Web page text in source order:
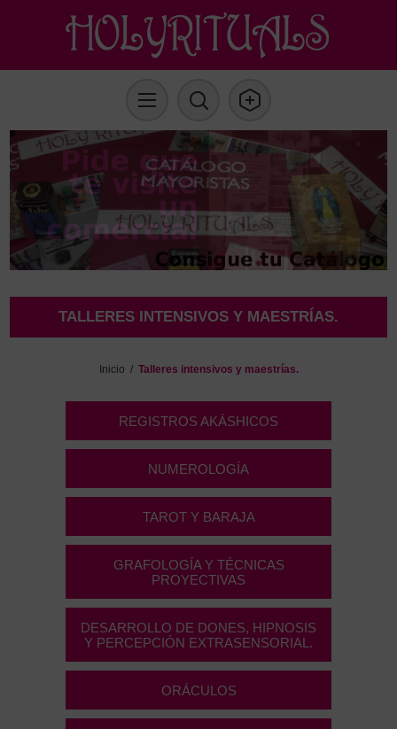
TALLERES INTENSIVOS Y MAESTRÍAS.
Inicio / Talleres intensivos y maestrías.
REGISTROS AKÁSHICOS
NUMEROLOGÍA
TAROT Y BARAJA
GRAFOLOGÍA Y TÉCNICAS
PROYECTIVAS
DESARROLLO DE DONES, HIPNOSIS
Y PERCEPCIÓN EXTRASENSORIAL.
ORÁCULOS